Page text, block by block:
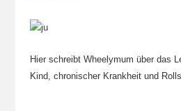
Hier schreibt Wheelymum über das
Kind, chronischer Krankheit und